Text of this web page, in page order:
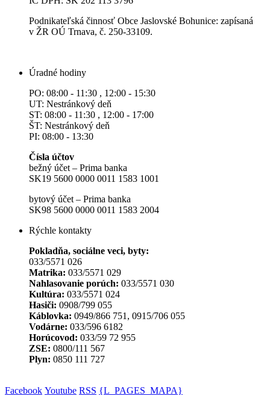
Podnikateľská činnosť Obce Jaslovské Bohunice: zapísaná
v ŽR OÚ Trnava, č. 250-33109.
Úradné hodiny
PO: 08:00 - 11:30 , 12:00 - 15:30
UT: Nestránkový deň
ST: 08:00 - 11:30 , 12:00 - 17:00
ŠT: Nestránkový deň
PI: 08:00 - 13:30
Čísla účtov
bežný účet – Prima banka
SK19 5600 0000 0011 1583 1001
bytový účet – Prima banka
SK98 5600 0000 0011 1583 2004
Rýchle kontakty
Pokladňa, sociálne veci, byty:
033/5571 026
Matrika: 033/5571 029
Nahlasovanie porúch: 033/5571 030
Kultúra: 033/5571 024
Hasiči: 0908/799 055
Káblovka: 0949/866 751, 0915/706 055
Vodárne: 033/596 6182
Horúcovod: 033/59 72 955
ZSE: 0800/111 567
Plyn: 0850 111 727
Facebook Youtube RSS {L_PAGES_MAPA}